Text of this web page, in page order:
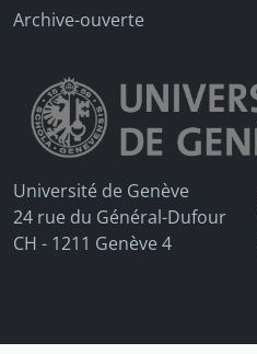
Archive-ouverte
Université de Genève
24 rue du Général-Dufour
CH - 1211 Genève 4